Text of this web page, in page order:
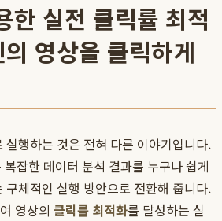
한 실전 클릭률 최적
영상을 클릭하게
실행하는 것은 전혀 다른 이야기입니다.
복잡한 데이터 분석 결과를 누구나 쉽게
구체적인 실행 방안으로 전환해 줍니다.
영상의 클릭률 최적화를 달성하는 실